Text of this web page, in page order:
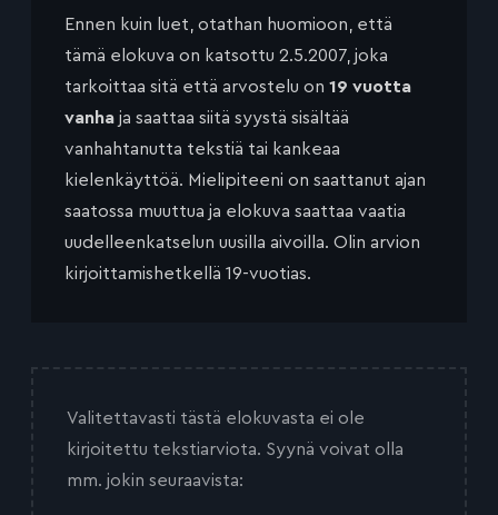
Ennen kuin luet, otathan huomioon, että
tämä elokuva on katsottu 2.5.2007, joka
tarkoittaa sitä että arvostelu on 19 vuotta
vanha ja saattaa siitä syystä sisältää
vanhahtanutta tekstiä tai kankeaa
kielenkäyttöä. Mielipiteeni on saattanut ajan
saatossa muuttua ja elokuva saattaa vaatia
uudelleenkatselun uusilla aivoilla. Olin arvion
kirjoittamishetkellä 19-vuotias.
Valitettavasti tästä elokuvasta ei ole
kirjoitettu tekstiarviota. Syynä voivat olla
mm. jokin seuraavista: